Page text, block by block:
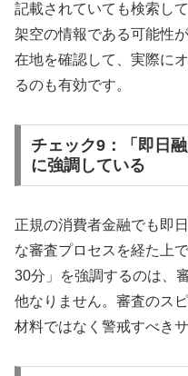
記載されていても検索し
架空の情報である可能性
在地を確認して、実際に
るのも有効です。
チェック9：「即日
に強調している
正規の消費者金融でも即
な審査プロセスを経た上
30分」を強調するのは、
他なりません。審査のス
材料ではなく警戒すべきサ